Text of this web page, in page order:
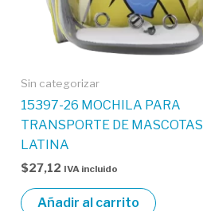
Sin categorizar
15397-26 MOCHILA PARA
TRANSPORTE DE MASCOTAS
LATINA
$27,12 IVA incluido
Añadir al carrito